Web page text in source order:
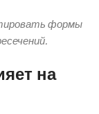
формы
на